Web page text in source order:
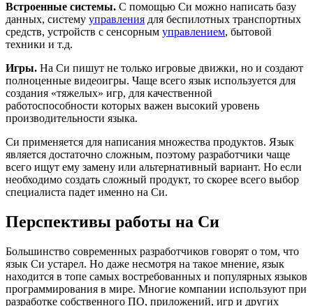
Встроенные системы. С помощью Си можно написать базу
данных, систему управления для беспилотных транспортных
средств, устройств с сенсорным управлением, бытовой
техники и т.д.
Игры. На Си пишут не только игровые движки, но и создают
полноценные видеоигры. Чаще всего язык используется для
создания «тяжелых» игр, для качественной
работоспособности которых важен высокий уровень
производительности языка.
Си применяется для написания множества продуктов. Язык
является достаточно сложным, поэтому разработчики чаще
всего ищут ему замену или альтернативный вариант. Но если
необходимо создать сложный продукт, то скорее всего выбор
специалиста падет именно на Си.
Перспективы работы на Си
Большинство современных разработчиков говорят о том, что
язык Си устарел. Но даже несмотря на такое мнение, язык
находится в топе самых востребованных и популярных языков
программирования в мире. Многие компании используют при
разработке собственного ПО, приложений, игр и других